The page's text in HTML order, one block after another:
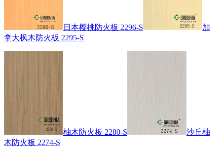
日本樱桃防火板 2296-S
加
拿大枫木防火板 2295-S
柚木防火板 2280-S
沙丘柚
木防火板 2274-S